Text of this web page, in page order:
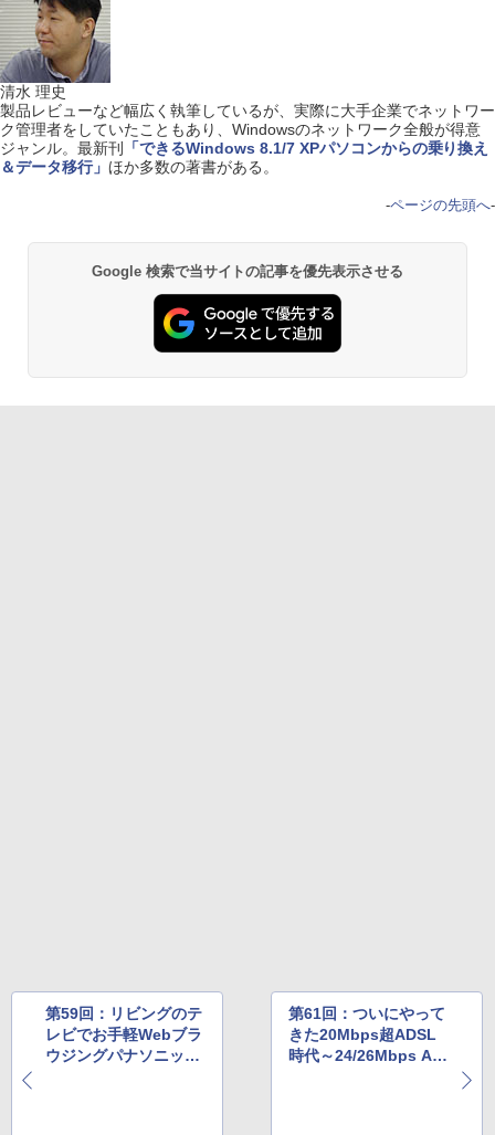
清水 理史
製品レビューなど幅広く執筆しているが、実際に大手企業でネットワー
ク管理者をしていたこともあり、Windowsのネットワーク全般が得意
ジャンル。最新刊
「できるWindows 8.1/7 XPパソコンからの乗り換え
＆データ移行」 ほか多数の著書がある。
-ページの先頭へ-
Google 検索で当サイトの記事を優先表示させる
第59回：リビングのテ
レビでお手軽Webブラ
ウジングパナソニック
第61回：ついにやって
きた20Mbps超ADSL
時代～24/26Mbps AD